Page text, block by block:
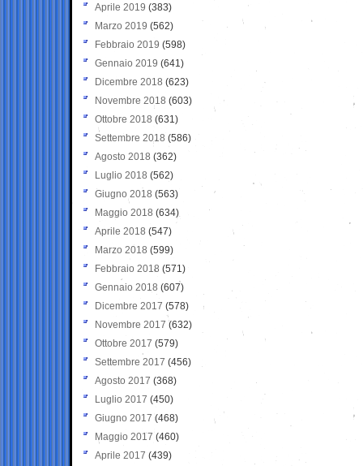
Aprile 2019 (383)
Marzo 2019 (562)
Febbraio 2019 (598)
Gennaio 2019 (641)
Dicembre 2018 (623)
Novembre 2018 (603)
Ottobre 2018 (631)
Settembre 2018 (586)
Agosto 2018 (362)
Luglio 2018 (562)
Giugno 2018 (563)
Maggio 2018 (634)
Aprile 2018 (547)
Marzo 2018 (599)
Febbraio 2018 (571)
Gennaio 2018 (607)
Dicembre 2017 (578)
Novembre 2017 (632)
Ottobre 2017 (579)
Settembre 2017 (456)
Agosto 2017 (368)
Luglio 2017 (450)
Giugno 2017 (468)
Maggio 2017 (460)
Aprile 2017 (439)